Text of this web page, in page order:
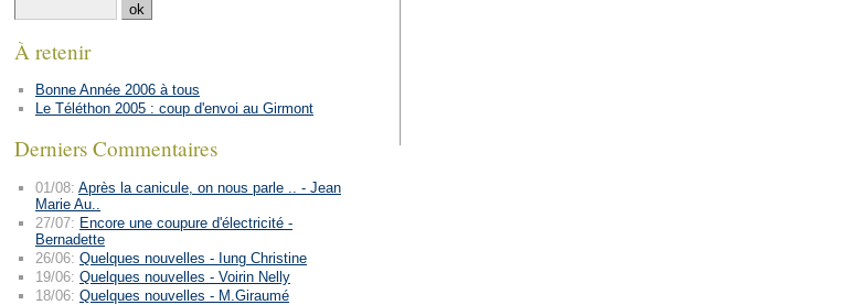
À retenir
Bonne Année 2006 à tous
Le Téléthon 2005 : coup d'envoi au Girmont
Derniers Commentaires
01/08: Après la canicule, on nous parle .. - Jean
Marie Au..
27/07: Encore une coupure d'électricité -
Bernadette
26/06: Quelques nouvelles - Iung Christine
19/06: Quelques nouvelles - Voirin Nelly
18/06: Quelques nouvelles - M.Giraumé